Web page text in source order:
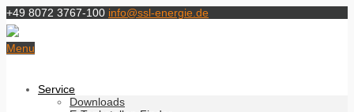
+49 8072 3767-100 info@ssl-energie.de
Menu
Service
Downloads